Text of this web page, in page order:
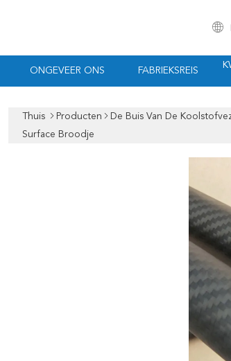
ONGEVEER ONS FABRIEKSREIS
Thuis Producten De Buis Van De
Surface Broodje